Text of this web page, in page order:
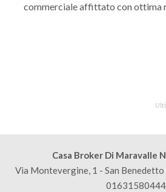
commerciale affittato con ottima
Casa Broker Di Maravalle
Via Montevergine, 1 - San
01631580444